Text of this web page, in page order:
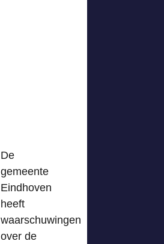
De
gemeente
Eindhoven
heeft
waarschuwingen
over de